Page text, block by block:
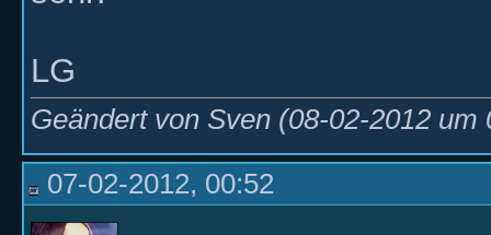
LG
Geändert von Sven (08-02-2012 um
07-02-2012, 00:52